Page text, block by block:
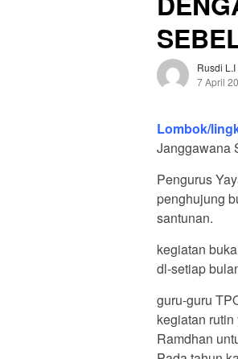
Rusdi L.i
7 April
Lombok/
Janggawana
Pengurus
penghujung
santunan.
kegiatan
dl-setiap
guru-guru
kegiatan
Ramdhan